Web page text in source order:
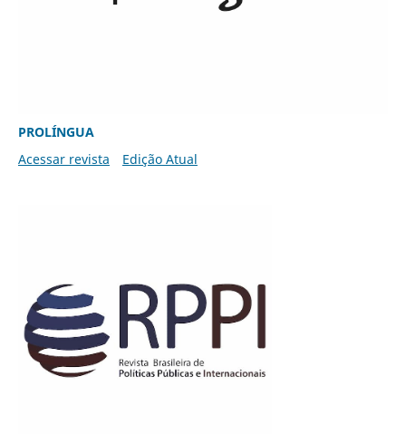
PROLÍNGUA
Acessar revista
Edição Atual